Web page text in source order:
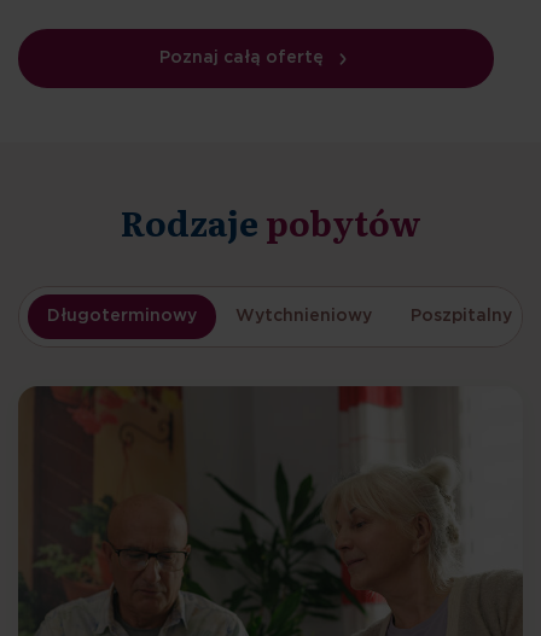
Poznaj całą ofertę
Rodzajepobytów
Długoterminowy Wytchnieniowy Poszpitalny